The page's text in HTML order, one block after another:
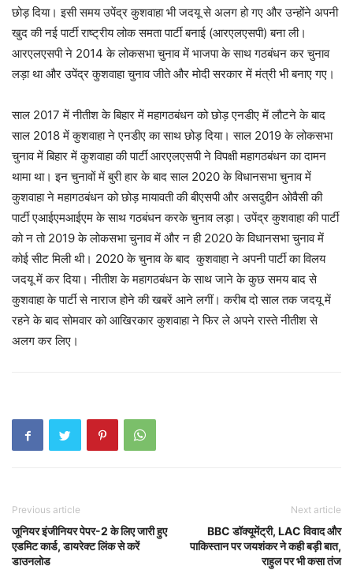
छोड़ दिया। इसी समय उपेंद्र कुशवाहा भी जदयू से अलग हो गए और उन्होंने अपनी
खुद की नई पार्टी राष्ट्रीय लोक समता पार्टी बनाई (आरएलएसपी) बना ली।
आरएलएसपी ने 2014 के लोकसभा चुनाव में भाजपा के साथ गठबंधन कर चुनाव
लड़ा था और उपेंद्र कुशवाहा चुनाव जीते और मोदी सरकार में मंत्री भी बनाए गए।
साल 2017 में नीतीश के बिहार में महागठबंधन को छोड़ एनडीए में लौटने के बाद
साल 2018 में कुशवाहा ने एनडीए का साथ छोड़ दिया। साल 2019 के लोकसभा
चुनाव में बिहार में कुशवाहा की पार्टी आरएलएसपी ने विपक्षी महागठबंधन का दामन
थामा था। इन चुनावों में बुरी हार के बाद साल 2020 के विधानसभा चुनाव में
कुशवाहा ने महागठबंधन को छोड़ मायावती की बीएसपी और असदुद्दीन ओवैसी की
पार्टी एआईएमआईएम के साथ गठबंधन करके चुनाव लड़ा। उपेंद्र कुशवाहा की पार्टी
को न तो 2019 के लोकसभा चुनाव में और न ही 2020 के विधानसभा चुनाव में
कोई सीट मिली थी। 2020 के चुनाव के बाद कुशवाहा ने अपनी पार्टी का विलय
जदयू में कर दिया। नीतीश के महागठबंधन के साथ जाने के कुछ समय बाद से
कुशवाहा के पार्टी से नाराज होने की खबरें आने लगीं। करीब दो साल तक जदयू में
रहने के बाद सोमवार को आखिरकार कुशवाहा ने फिर ले अपने रास्ते नीतीश से
अलग कर लिए।
Previous article
जूनियर इंजीनियर पेपर-2 के लिए जारी हुए
एडमिट कार्ड, डायरेक्ट लिंक से करें
डाउनलोड
Next article
BBC डॉक्यूमेंट्री, LAC विवाद और
पाकिस्तान पर जयशंकर ने कही बड़ी बात,
राहुल पर भी कसा तंज